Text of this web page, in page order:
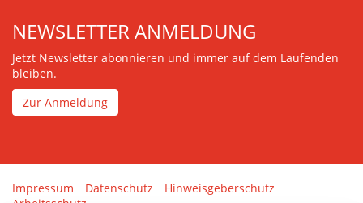
NEWSLETTER ANMELDUNG
Jetzt Newsletter abonnieren und immer auf dem Laufenden
bleiben.
Zur Anmeldung
Impressum Datenschutz
Hinweisgeberschutz